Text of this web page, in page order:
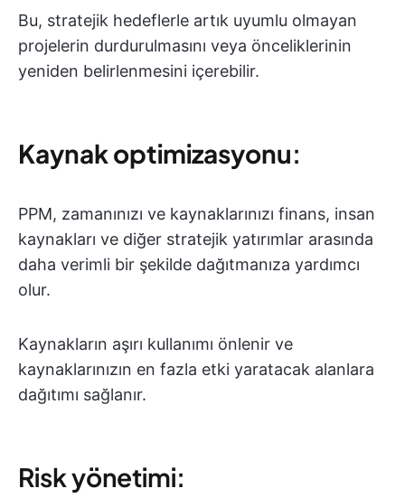
Bu, stratejik hedeflerle artık uyumlu olmayan
projelerin durdurulmasını veya önceliklerinin
yeniden belirlenmesini içerebilir.
Kaynak optimizasyonu:
PPM, zamanınızı ve kaynaklarınızı finans, insan
kaynakları ve diğer stratejik yatırımlar arasında
daha verimli bir şekilde dağıtmanıza yardımcı
olur.
Kaynakların aşırı kullanımı önlenir ve
kaynaklarınızın en fazla etki yaratacak alanlara
dağıtımı sağlanır.
Risk yönetimi: